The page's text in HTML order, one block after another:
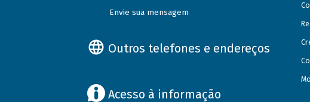
Envie sua mensagem
Outros telefones e endereços
Acesso à informação